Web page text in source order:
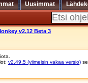
Uusimmat
v2.12 Beta 3
v2.49.5 (viimeisin vakaa versio)